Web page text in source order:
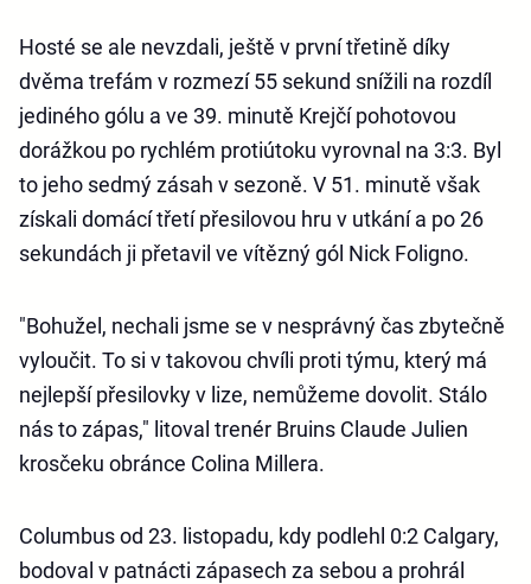
Hosté se ale nevzdali, ještě v první třetině díky
dvěma trefám v rozmezí 55 sekund snížili na rozdíl
jediného gólu a ve 39. minutě Krejčí pohotovou
dorážkou po rychlém protiútoku vyrovnal na 3:3. Byl
to jeho sedmý zásah v sezoně. V 51. minutě však
získali domácí třetí přesilovou hru v utkání a po 26
sekundách ji přetavil ve vítězný gól Nick Foligno.
"Bohužel, nechali jsme se v nesprávný čas zbytečně
vyloučit. To si v takovou chvíli proti týmu, který má
nejlepší přesilovky v lize, nemůžeme dovolit. Stálo
nás to zápas," litoval trenér Bruins Claude Julien
krosčeku obránce Colina Millera.
Columbus od 23. listopadu, kdy podlehl 0:2 Calgary,
bodoval v patnácti zápasech za sebou a prohrál